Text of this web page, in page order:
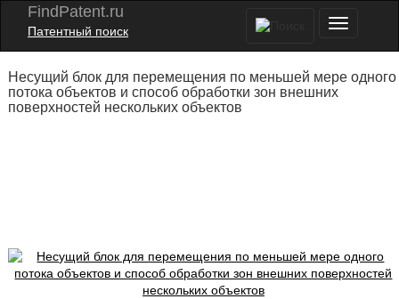
FindPatent.ru
Патентный поиск
Несущий блок для перемещения по меньшей мере одного
потока объектов и способ обработки зон внешних
поверхностей нескольких объектов